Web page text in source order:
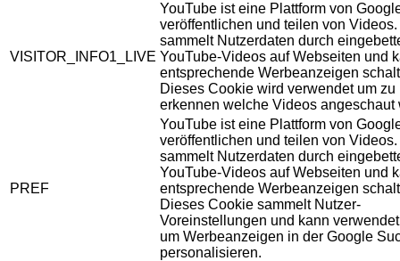
VISITOR_INFO1_LIVE
YouTube ist eine Plattform von
veröffentlichen und teilen von
sammelt Nutzerdaten durch
YouTube-Videos auf Webseiten und
entsprechende Werbeanzeigen
Dieses Cookie wird verwendet um zu
erkennen welche Videos angeschaut
PREF
YouTube ist eine Plattform von
veröffentlichen und teilen von
sammelt Nutzerdaten durch
YouTube-Videos auf Webseiten und
entsprechende Werbeanzeigen
Dieses Cookie sammelt Nutzer-
Voreinstellungen und kann
um Werbeanzeigen in der Google
personalisieren.